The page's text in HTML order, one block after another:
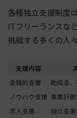
各種独立支援制度
ITフリーランスな
挑戦する多くの人
支援内容
金銭的支援
助成金
ノウハウ支援 事業計
求人支援
独立支